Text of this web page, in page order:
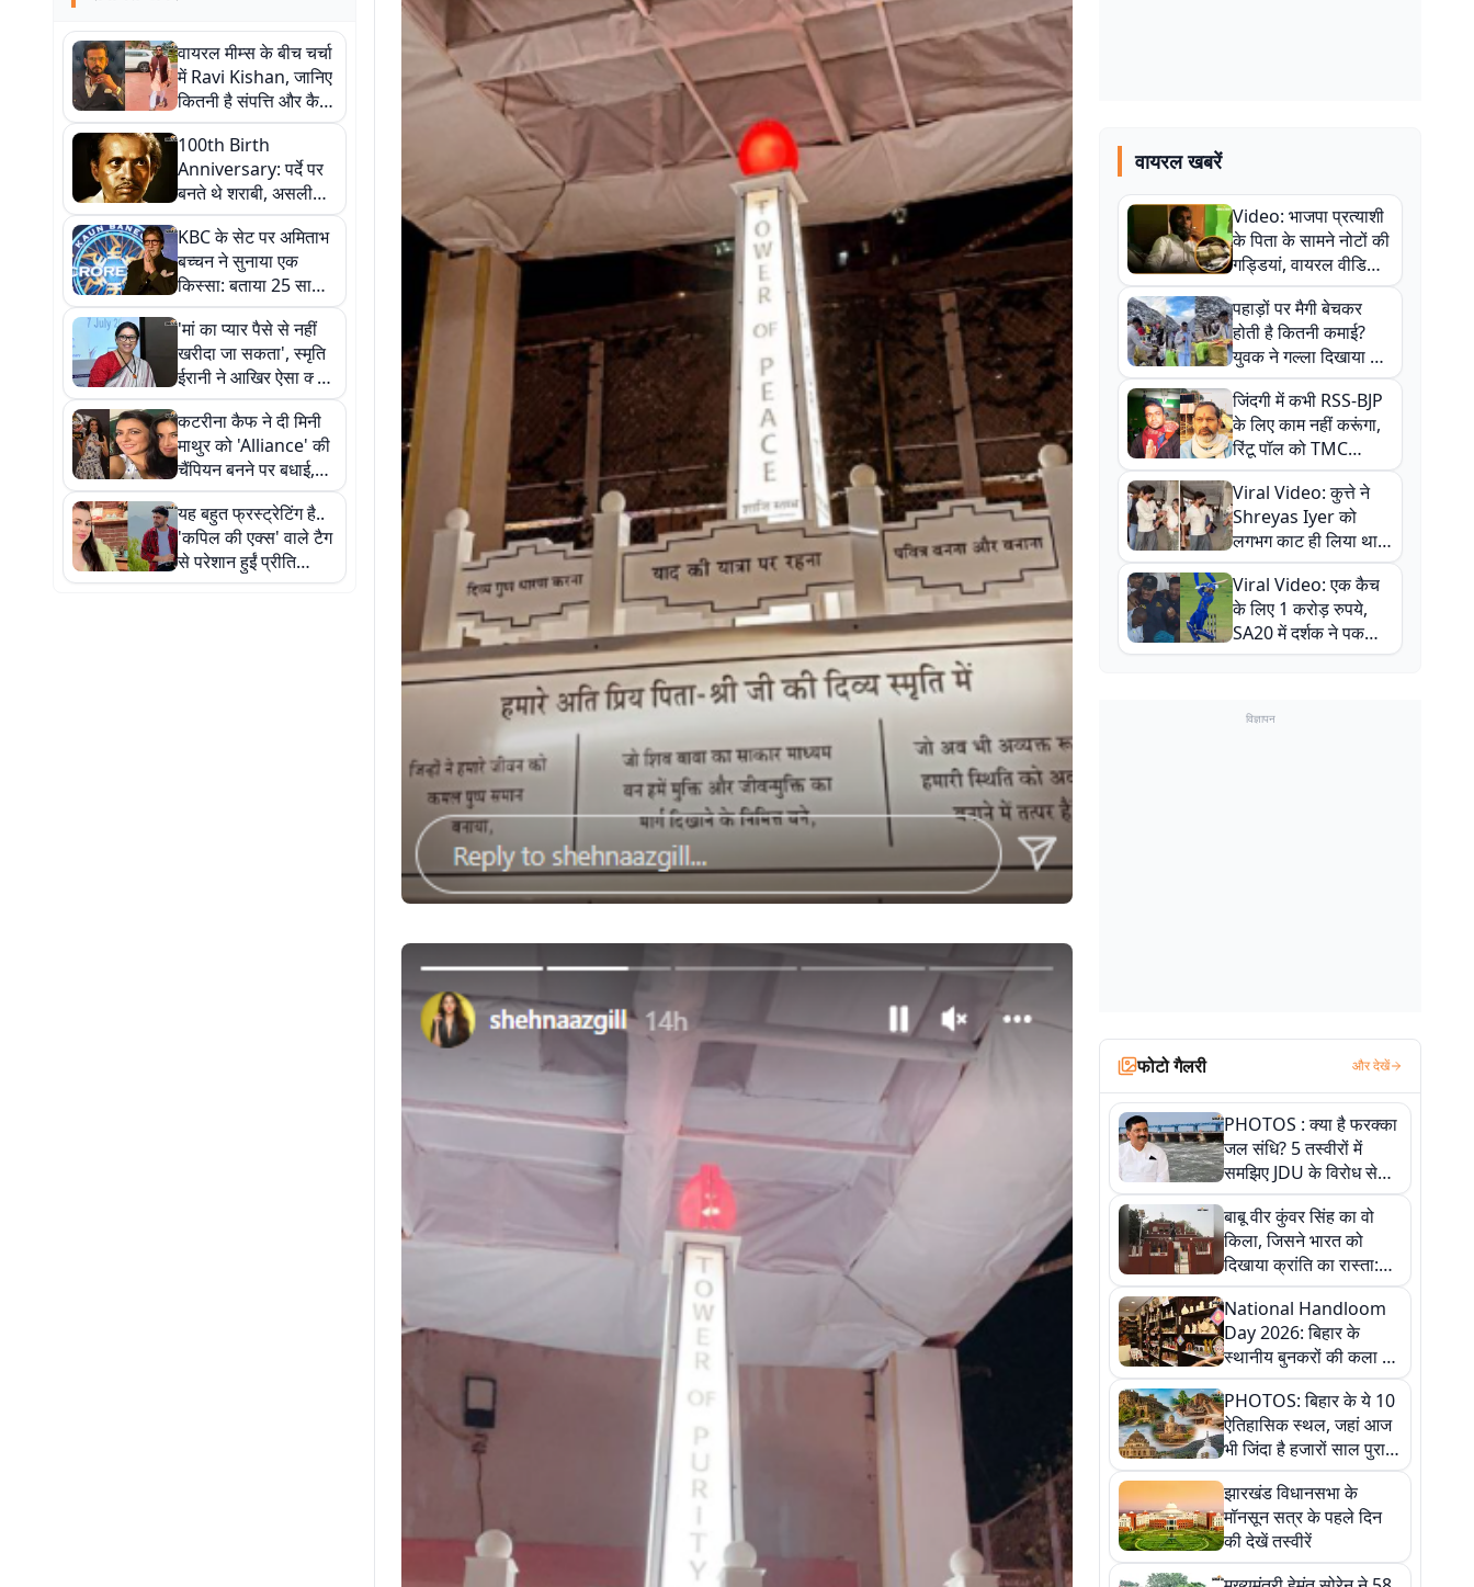
वायरल मीम्स के बीच चर्चा
में Ravi Kishan, जानिए
कितनी है संपत्ति और कैसी
है लाइफस्टाइल
100th Birth
Anniversary: पर्दे पर
बनते थे शराबी, असली
जिंदगी में झेला कड़ा
संघर्ष... ऐसे हिट हुए केष्टो
मुखर्जी
KBC के सेट पर अमिताभ
बच्चन ने सुनाया एक
किस्सा: बताया 25 सालों
से क्यों पहन रहे हैं टिंटेड
चश्मा, वजह जानकर रह
जाएंगे हैरान
'मां का प्यार पैसे से नहीं
खरीदा जा सकता', स्मृति
ईरानी ने आखिर ऐसा क्यों
कहा?
कटरीना कैफ ने दी मिनी
माथुर को 'Alliance' की
चैंपियन बनने पर बधाई,
एली गोनी को पछाड़ पाई
ट्रॉफी
यह बहुत फ्रस्ट्रेटिंग है..
'कपिल की एक्स' वाले टैग
से परेशान हुईं प्रीति
सिमोस, बोलीं- 'अपनी
वायरल खबरें
Video: भाजपा प्रत्याशी
के पिता के सामने नोटों की
गड्डियां, वायरल वीडियो
से राजनीति में उबाल,
अजित महतो बोले- TMC
की गंदी चाल
पहाड़ों पर मैगी बेचकर
होती है कितनी कमाई?
युवक ने गल्ला दिखाया तो
नौकरी वालों के खड़े हो गए
कान
जिंदगी में कभी RSS-BJP
के लिए काम नहीं करूंगा,
रिंटू पॉल को TMC
ऑफिस में ले जाकर पीटा,
Video वायरल
Viral Video: कुत्ते ने
Shreyas Iyer को
लगभग काट ही लिया था,
न्यूजीलैंड सीरीज से पहले
बाल-बाल बचे
Viral Video: एक कैच
के लिए 1 करोड़ रुपये,
SA20 में दर्शक ने पकड़ा
एक हाथ से गजब का कैच
विज्ञापन
फोटो गैलरी और देखें
PHOTOS : क्या है फरक्का
जल संधि? 5 तस्वीरों में
समझिए JDU के विरोध से
लेकर बिहार पर असर तक
पूरी कहानी
बाबू वीर कुंवर सिंह का वो
किला, जिसने भारत को
दिखाया क्रांति का रास्ता:
तस्वीरों में देखिए
National Handloom
Day 2026: बिहार के
स्थानीय बुनकरों की कला को
सलाम, तस्वीरों में देखें
हस्तकरघा की समृद्ध परंपरा
PHOTOS: बिहार के ये 10
ऐतिहासिक स्थल, जहां आज
भी जिंदा है हजारों साल पुराना
इतिहास, एक बार जरूर घूमिए
झारखंड विधानसभा के
मॉनसून सत्र के पहले दिन
की देखें तस्वीरें